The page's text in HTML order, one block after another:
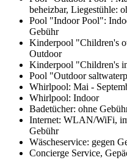
beheizbar, Liegestühle:
Pool "Indoor Pool":
Gebühr
Kinderpool "Children's
Outdoor
Kinderpool "Children's
Pool "Outdoor
Whirlpool: Mai -
Whirlpool: Indoor
Badetücher: ohne
Internet: WLAN/WiFi,
Gebühr
Wäscheservice: gegen
Concierge Service,